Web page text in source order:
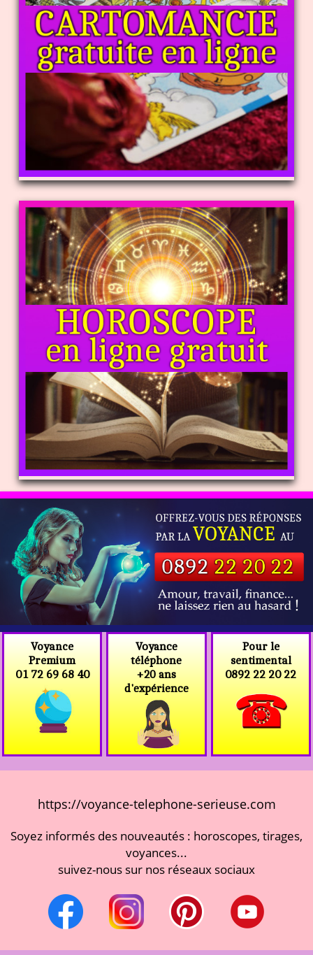
Voyance
Premium
01 72 69 68 40
Voyance
téléphone
+20 ans
d'expérience
Pour le
sentimental
0892 22 20 22
https://voyance-telephone-serieuse.com
Soyez informés des nouveautés : horoscopes, tirages,
voyances...
suivez-nous sur nos réseaux sociaux